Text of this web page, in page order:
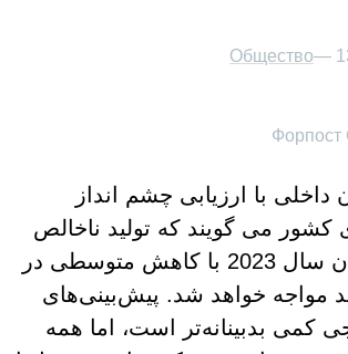
Общество
داخلی با ارزیابی چشم انداز
کشور می گویند که تولید ناخالص
داخلی ما تا پایان سال 2023 با کاهش متوسطی در
1 درصد مواجه خواهد شد. پیش‌بینی‌های
کمی بدبینانه‌تر است، اما همه